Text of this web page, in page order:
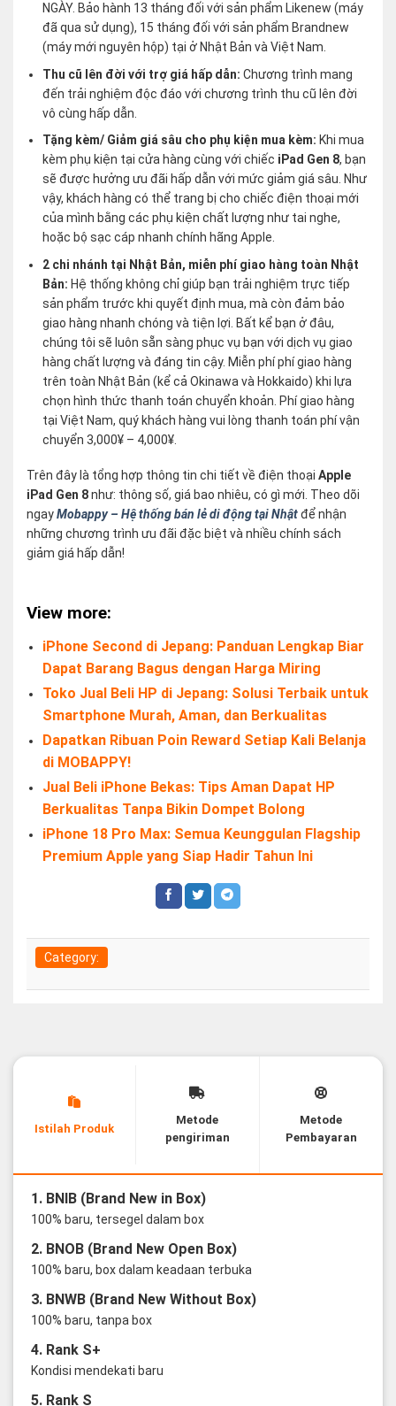
NGÀY. Bảo hành 13 tháng đối với sản phẩm Likenew (máy
đã qua sử dụng), 15 tháng đối với sản phẩm Brandnew
(máy mới nguyên hộp) tại ở Nhật Bản và Việt Nam.
Thu cũ lên đời với trợ giá hấp dẫn:Chương trình mang
đến trải nghiệm độc đáo với chương trình thu cũ lên đời
vô cùng hấp dẫn.
Tặng kèm/ Giảm giá sâu cho phụ kiện mua kèm: Khi mua
kèm phụ kiện tại cửa hàng cùng với chiếc iPad Gen 8, bạn
sẽ được hưởng ưu đãi hấp dẫn với mức giảm giá sâu. Như
vậy, khách hàng có thể trang bị cho chiếc điện thoại mới
của mình bằng các phụ kiện chất lượng như tai nghe,
hoặc bộ sạc cáp nhanh chính hãng Apple.
2 chi nhánh tại Nhật Bản, miễn phí giao hàng toàn Nhật
Bản: Hệ thống không chỉ giúp bạn trải nghiệm trực tiếp
sản phẩm trước khi quyết định mua, mà còn đảm bảo
giao hàng nhanh chóng và tiện lợi. Bất kể bạn ở đâu,
chúng tôi sẽ luôn sẵn sàng phục vụ bạn với dịch vụ giao
hàng chất lượng và đáng tin cậy. Miễn phí phí giao hàng
trên toàn Nhật Bản (kể cả Okinawa và Hokkaido) khi lựa
chọn hình thức thanh toán chuyển khoản. Phí giao hàng
tại Việt Nam, quý khách hàng vui lòng thanh toán phí vận
chuyển 3,000¥ – 4,000¥.
Trên đây là tổng hợp thông tin chi tiết về điện thoại Apple
iPad Gen 8như: thông số, giá bao nhiêu, có gì mới. Theo dõi
ngayMobappy – Hệ thống bán lẻ di động tại Nhậtđể nhận
những chương trình ưu đãi đặc biệt và nhiều chính sách
giảm giá hấp dẫn!
View more:
iPhone Second di Jepang: Panduan Lengkap Biar
Dapat Barang Bagus dengan Harga Miring
Toko Jual Beli HP di Jepang: Solusi Terbaik untuk
Smartphone Murah, Aman, dan Berkualitas
Dapatkan Ribuan Poin Reward Setiap Kali Belanja
di MOBAPPY!
Jual Beli iPhone Bekas: Tips Aman Dapat HP
Berkualitas Tanpa Bikin Dompet Bolong
iPhone 18 Pro Max: Semua Keunggulan Flagship
Premium Apple yang Siap Hadir Tahun Ini
Category:
Istilah Produk
Metode
pengiriman
Metode
Pembayaran
1. BNIB (Brand New in Box)
100% baru, tersegel dalam box
2. BNOB (Brand New Open Box)
100% baru, box dalam keadaan terbuka
3. BNWB (Brand New Without Box)
100% baru, tanpa box
4. Rank S+
Kondisi mendekati baru
5. Rank S